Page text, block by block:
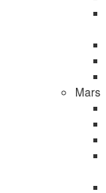
Mars